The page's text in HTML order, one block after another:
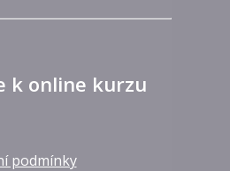
k online kurzu
podmínky